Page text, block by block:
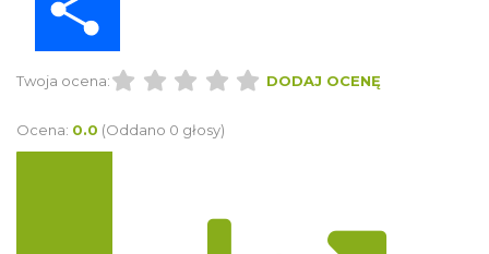
Twoja ocena: DODAJ OCENĘ
Ocena: 0.0 (Oddano 0 głosy)